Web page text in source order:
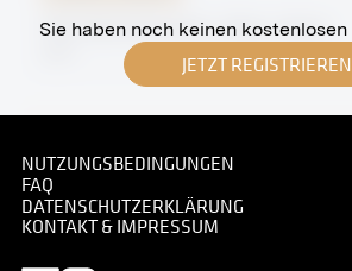
Sie haben noch keinen kostenlosen
JETZT REGISTRIEREN
Villa Wertheimstein, Wien, Salon
Abzug
Selbstporträt mit Hund
NUTZUNGSBEDINGUNGEN
FAQ
DATENSCHUTZERKLÄRUNG
KONTAKT & IMPRESSUM